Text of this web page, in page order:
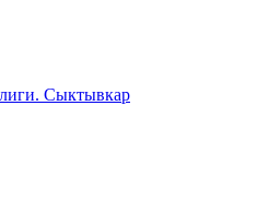
Сыктывкар